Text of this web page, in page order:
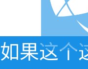
如果这个